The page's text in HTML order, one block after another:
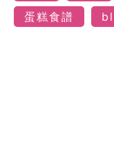
蛋糕食譜